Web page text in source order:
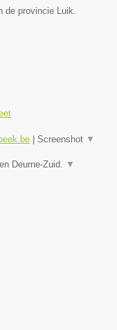
de provincie Luik.
Screenshot ▼
Deurne-Zuid. ▼